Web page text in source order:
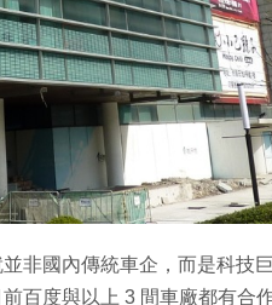
非國內傳統車企，而是科技
百度與以上 3 間車廠都有合